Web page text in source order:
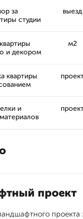
за
студии
выезд
и декором
м2
квартиры
и
проект
проекта